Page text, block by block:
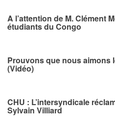
A l’attention de M. Clément
étudiants du Congo
Prouvons que nous aimons
(Vidéo)
CHU : L’intersyndicale
Sylvain Villiard